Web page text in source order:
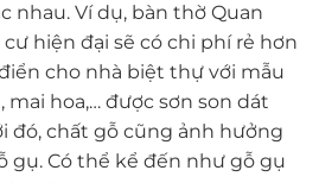
nhau. Ví dụ, bàn thờ Quan
hiện đại sẽ có chi phí rẻ hơn
cho nhà biệt thự với mẫu
mai hoa,… được sơn son dát
đó, chất gỗ cũng ảnh hưởng
gụ. Có thể kể đến như gỗ gụ